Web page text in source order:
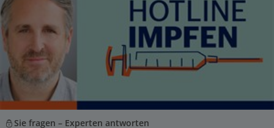
Sie fragen – Experten antworten